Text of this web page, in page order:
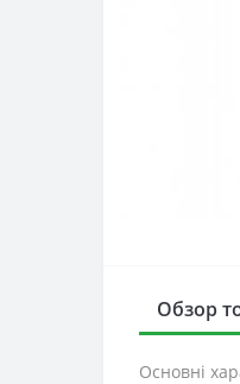
Обзор
Основні